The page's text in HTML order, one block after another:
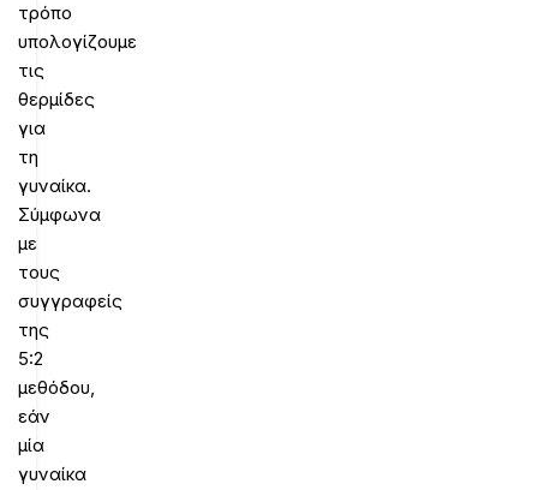
τρόπο
υπολογίζουμε
τις
θερμίδες
για
τη
γυναίκα.
Σύμφωνα
με
τους
συγγραφείς
της
5:2
μεθόδου,
εάν
μία
γυναίκα